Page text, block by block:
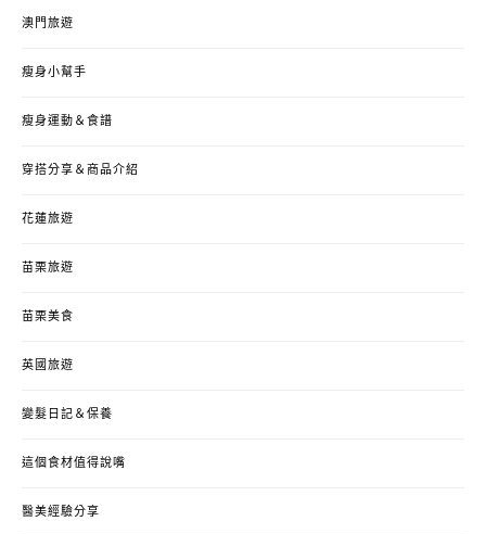
澳門旅遊
瘦身小幫手
瘦身運動＆食譜
穿搭分享＆商品介紹
花蓮旅遊
苗栗旅遊
苗栗美食
英國旅遊
變髮日記＆保養
這個食材值得說嘴
醫美經驗分享